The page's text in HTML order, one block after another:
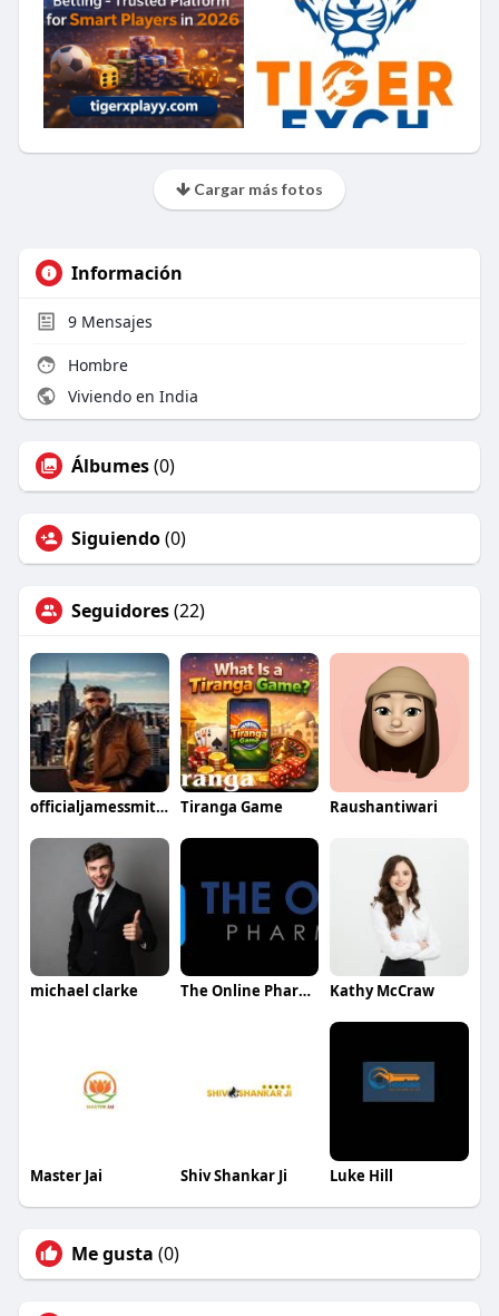
Cargar más fotos
Información
9Mensajes
Hombre
Viviendo en India
Álbumes(0)
Siguiendo(0)
Seguidores(22)
officialjamessmith40 Tiranga Game Raushantiwari
michael clarke The Online Pharmacy Kathy McCraw
Master Jai Shiv Shankar Ji Luke Hill
Me gusta (0)